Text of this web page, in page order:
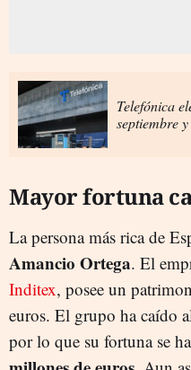
Telefónica
septiembre
Mayor fortuna
La persona más rica de
Amancio Ortega. El
Inditex, posee un
euros. El grupo ha caído
por lo que su fortuna se